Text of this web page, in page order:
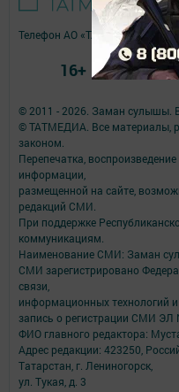
© 2011 - 2026. Заман сулышы.
© ТАТМЕДИА. Все материалы,
законом.
Перепечатка,
информации,
размещенной на сайте,
редакций СМИ.
При поддержке
коммуникациям.
Наименование СМИ: Заман
СМИ зарегистрировано
связи,
информационных технологий
запись о регистрации СМИ
ФИО главного редактора:
Адрес редакции: 423250,
Татарстан, г. Лениногорск,
ул. Тукая, д. 3
Телефон АО «ТАТМЕДИА»:
16+